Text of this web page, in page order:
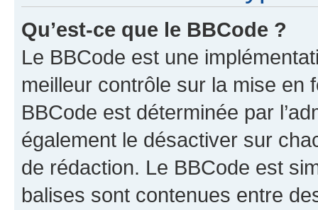
Qu’est-ce que le BBCode ?
Le BBCode est une
meilleur contrôle sur la mise en
BBCode est déterminée par
également le désactiver sur
de rédaction. Le BBCode est
balises sont contenues entre